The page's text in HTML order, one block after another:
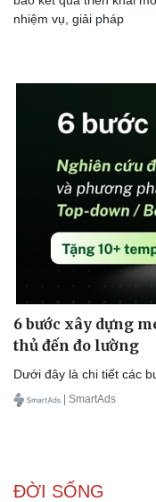
nhiệm vụ, giải pháp
6 bước xây dựng
thủ đến đo lường
Dưới đây là chi tiết các
| SmartAds
ĐỜI SỐNG